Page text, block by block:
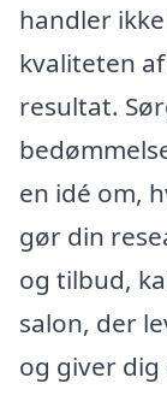
handler
kvaliteten
resultat.
en idé om,
gør din
og tilbud,
salon, der
og giver